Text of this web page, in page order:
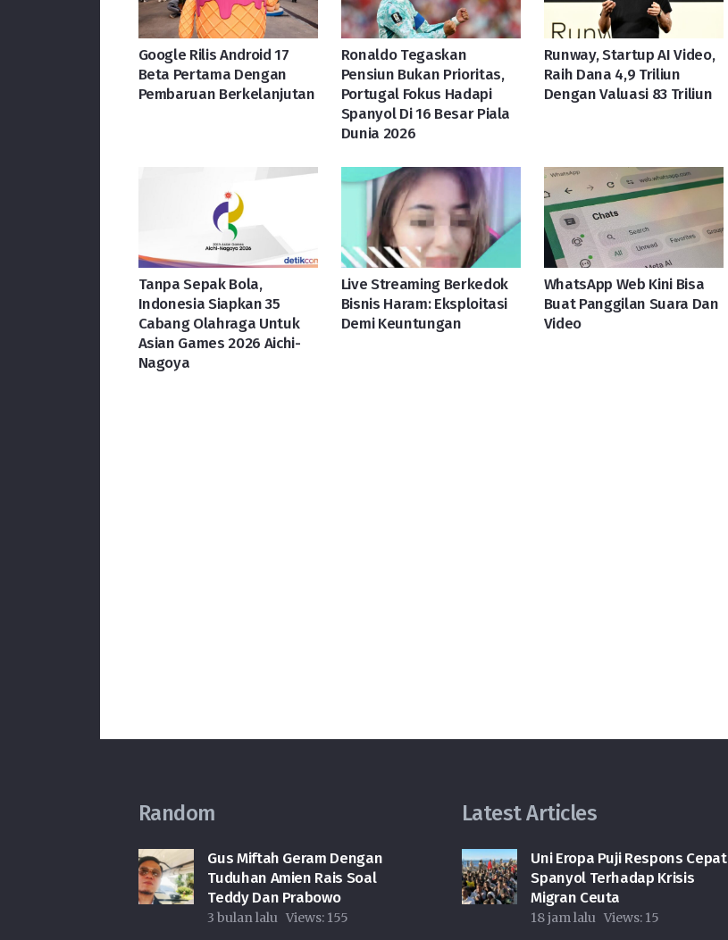
Google Rilis Android 17
Beta Pertama Dengan
Pembaruan Berkelanjutan
Ronaldo Tegaskan
Pensiun Bukan Prioritas,
Portugal Fokus Hadapi
Spanyol Di 16 Besar Piala
Dunia 2026
Runway, Startup AI Video,
Raih Dana 4,9 Triliun
Dengan Valuasi 83 Triliun
Tanpa Sepak Bola,
Indonesia Siapkan 35
Cabang Olahraga Untuk
Asian Games 2026 Aichi-
Nagoya
Live Streaming Berkedok
Bisnis Haram: Eksploitasi
Demi Keuntungan
WhatsApp Web Kini Bisa
Buat Panggilan Suara Dan
Video
Random
Gus Miftah Geram Dengan
Tuduhan Amien Rais Soal
Teddy Dan Prabowo
3 bulan lalu Views: 155
Latest Articles
Uni Eropa Puji Respons Cepat
Spanyol Terhadap Krisis
Migran Ceuta
18 jam lalu Views: 15